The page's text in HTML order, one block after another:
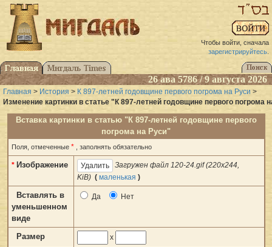
Чтобы войти, сначала
зарегистрируйтесь.
26 ава 5786 / 9 августа 2026
Главная > История > К 897-летней годовщине первого погрома на Руси >
Изменение картинки в статье "К 897-летней годовщине первого погрома
Вставка картинки в статью "К 897-летней годовщине первого
погрома на Руси"
Поля, отмеченные * , заполнять обязательно
* Изображение
Загружен файл 120-24.gif (220x244,
KiB) ( маленькая )
Вставлять в
уменьшенном
виде
Да Нет
Размер x